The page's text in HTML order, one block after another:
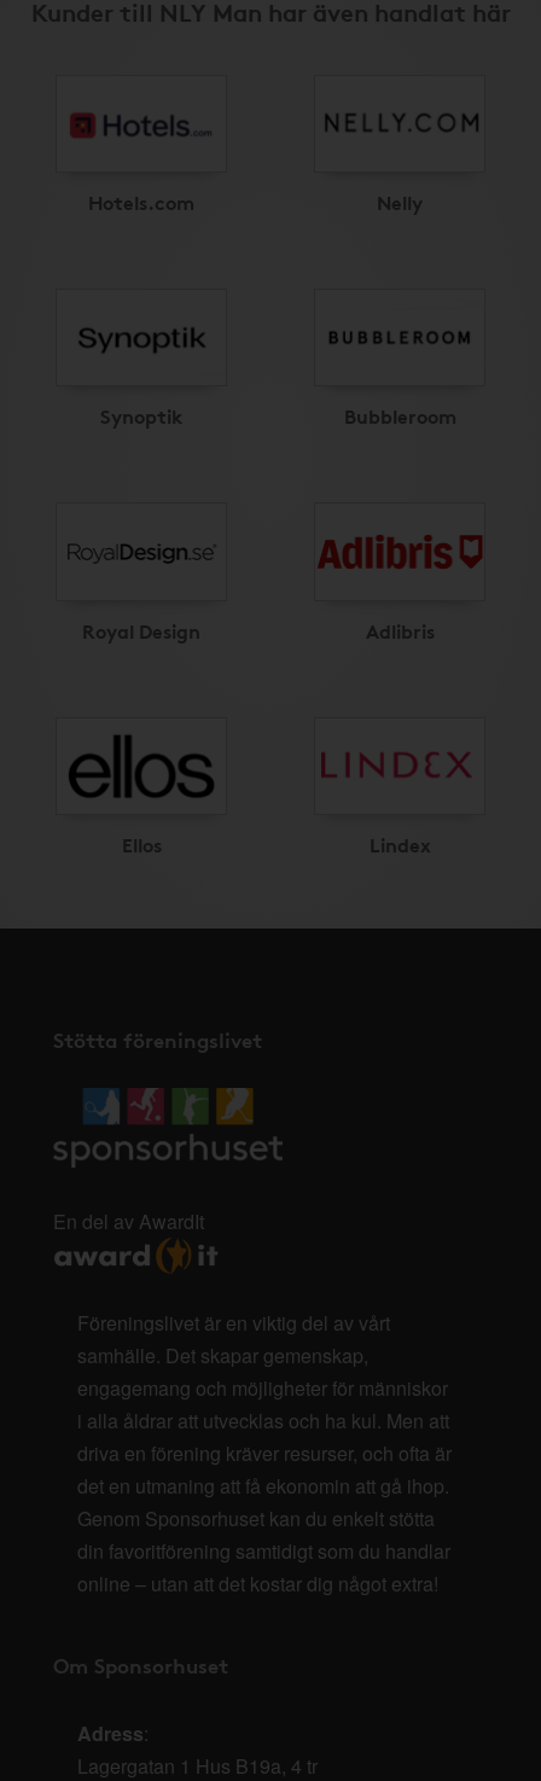
Kunder till NLY Man har även handlat här
Hotels.com Nelly
Synoptik Bubbleroom
Royal Design Adlibris
Ellos Lindex
Stötta föreningslivet
En del av AwardIt
Föreningslivet är en viktig del av vårt
samhälle. Det skapar gemenskap,
engagemang och möjligheter för människor
i alla åldrar att utvecklas och ha kul. Men att
driva en förening kräver resurser, och ofta är
det en utmaning att få ekonomin att gå ihop.
Genom Sponsorhuset kan du enkelt stötta
din favoritförening samtidigt som du handlar
online – utan att det kostar dig något extra!
Om Sponsorhuset
Adress:
Lagergatan 1 Hus B19a, 4 tr